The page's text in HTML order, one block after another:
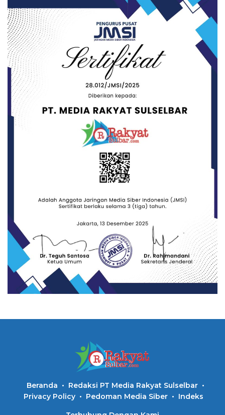
Beranda
Redaksi PT Media Rakyat Sulselbar
Privacy Policy
Pedoman Media Siber Indeks